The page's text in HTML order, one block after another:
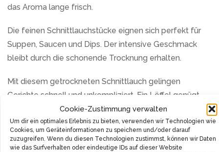
Cookie-Zustimmung verwalten
Um dir ein optimales Erlebnis zu bieten, verwenden wir Technologien wie
Cookies, um Geräteinformationen zu speichern und/oder darauf
zuzugreifen. Wenn du diesen Technologien zustimmst, können wir Daten
wie das Surfverhalten oder eindeutige IDs auf dieser Website
das Aroma lange frisch.
Die feinen Schnittlauchstücke eignen sich perfekt für
Suppen, Saucen und Dips. Der intensive Geschmack
bleibt durch die schonende Trocknung erhalten.
Mit diesem getrockneten Schnittlauch gelingen
Gerichte schnell und unkompliziert. Ein Löffel genügt,
um Speisen geschmacklich aufzuwerten.
Die wiederverschließbare Verpackung macht die
Dosierung einfach und schützt den Inhalt vor